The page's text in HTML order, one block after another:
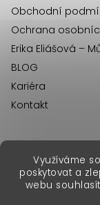
Využíváme
poskytovat a
webu
Obchodní
Ochrana
Erika Eliášová –
BLOG
Kariéra
Kontakt
Vytvořil
Copyright 2026